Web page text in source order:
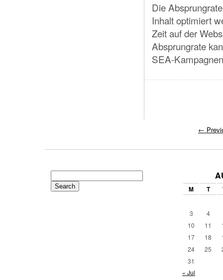
Die
Inhalt optimiert
Zeit auf der
Absprungrate
SEA-
←
for:
M T
3
4
10
11
17
18
24
25
31
« Jul